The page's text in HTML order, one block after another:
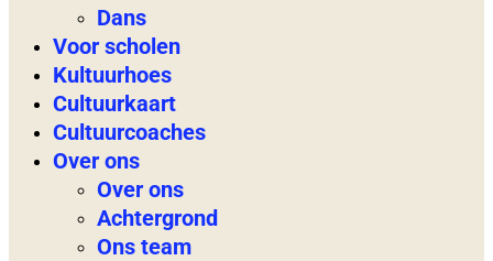
Dans
Voor scholen
Kultuurhoes
Cultuurkaart
Cultuurcoaches
Over ons
Over ons
Achtergrond
Ons team